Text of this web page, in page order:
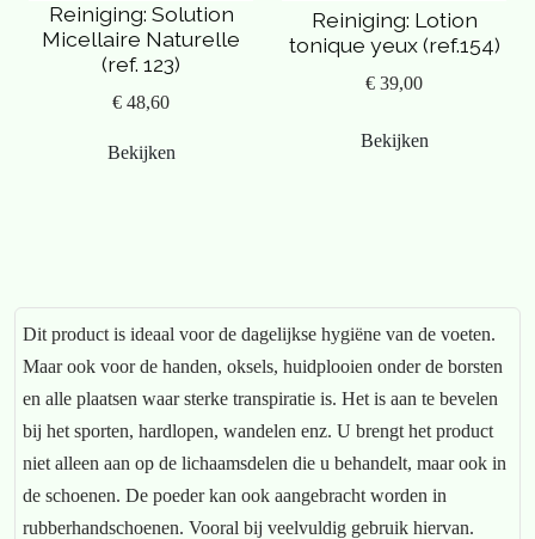
Reiniging: Solution
Micellaire Naturelle
(ref. 123)
€ 48,60
Bekijken
Reiniging: Lotion
tonique yeux (ref.154)
€ 39,00
Bekijken
Dit product is ideaal voor de dagelijkse hygiëne van de voeten.
Maar ook voor de handen, oksels, huidplooien onder de borsten
en alle plaatsen waar sterke transpiratie is. Het is aan te bevelen
bij het sporten, hardlopen, wandelen enz. U brengt het product
niet alleen aan op de lichaamsdelen die u behandelt, maar ook in
de schoenen. De poeder kan ook aangebracht worden in
rubberhandschoenen. Vooral bij veelvuldig gebruik hiervan.